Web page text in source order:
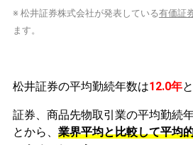
※ 松井証券株式会社が発表している有価証
ます。
松井証券の平均勤続年数は12.0年
証券、商品先物取引業の平均勤続
とから、 業界平均と比較して平均